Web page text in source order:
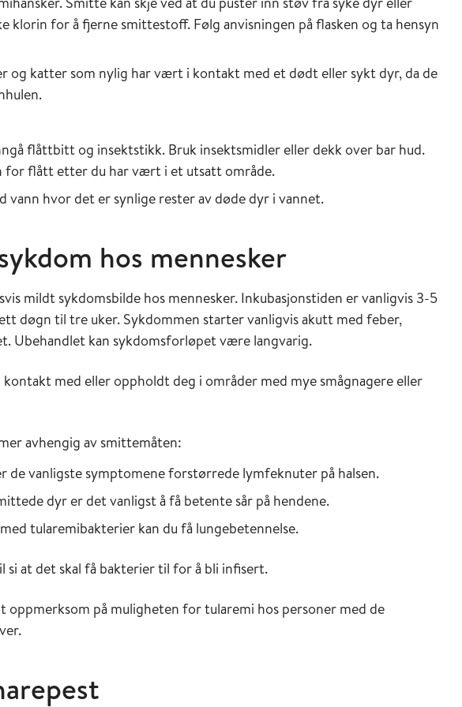
klorin for å fjerne smittestoff. Følg anvisningen på flasken og ta hensyn
og katter som nylig har vært i kontakt med et dødt eller sykt dyr, da de
flåttbitt og insektstikk. Bruk insektsmidler eller dekk over bar hud.
for flått etter du har vært i et utsatt område.
vann hvor det er synlige rester av døde dyr i vannet.
hos mennesker
mildt sykdomsbilde hos mennesker. Inkubasjonstiden er vanligvis 3-5
døgn til tre uker. Sykdommen starter vanligvis akutt med feber,
Ubehandlet kan sykdomsforløpet være langvarig.
med eller oppholdt deg i områder med mye smågnagere eller
avhengig av smittemåten:
de vanligste symptomene forstørrede lymfeknuter på halsen.
dyr er det vanligst å få betente sår på hendene.
tularemibakterier kan du få lungebetennelse.
si at det skal få bakterier til for å bli infisert.
oppmerksom på muligheten for tularemi hos personer med de